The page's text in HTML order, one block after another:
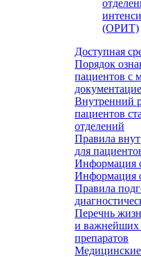
(ОРИТ)
Доступная
Порядок
пациентов с
Внутренний
пациентов
отделений
Правила
для
Информация
Информация
Правила
Перечнь
и важнейших
препаратов